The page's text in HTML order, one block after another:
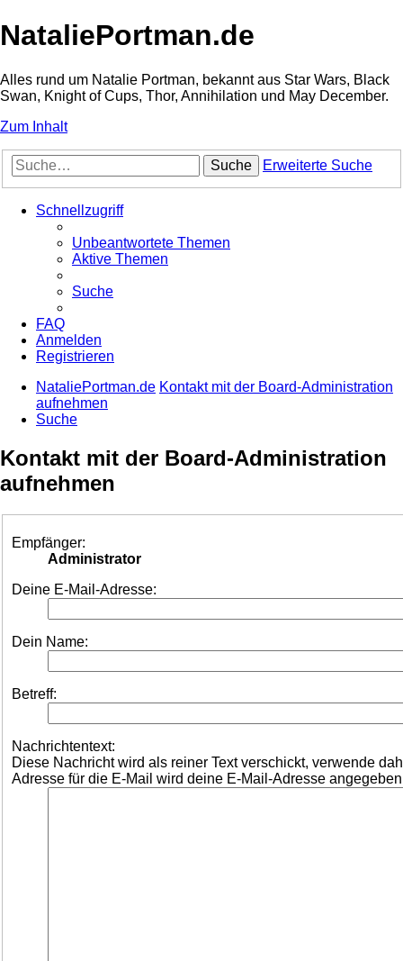
NataliePortman.de
Alles rund um Natalie Portman, bekannt aus Star Wars, Black
Swan, Knight of Cups, Thor, Annihilation und May December.
Zum Inhalt
Suche Erweiterte Suche
Schnellzugriff
Unbeantwortete Themen
Aktive Themen
Suche
FAQ
Anmelden
Registrieren
NataliePortman.de Kontakt mit der Board-Administration
aufnehmen
Suche
Kontakt mit der Board-Administration
aufnehmen
Empfänger:
Administrator
Deine E-Mail-Adresse:
Dein Name:
Betreff:
Nachrichtentext:
Diese Nachricht wird als reiner Text verschickt, verwende
Adresse für die E-Mail wird deine E-Mail-Adresse